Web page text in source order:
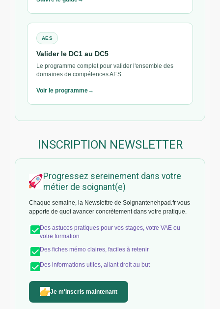
AES
Valider le DC1 au DC5
Le programme complet pour valider l'ensemble des
domaines de compétences AES.
Voir le programme
INSCRIPTION NEWSLETTER
Progressez sereinement dans votre
métier de soignant(e)
Chaque semaine, la Newslettre de Soignantenehpad.fr vous
apporte de quoi avancer concrètement dans votre pratique.
Des astuces pratiques pour vos stages, votre VAE ou
votre formation
Des fiches mémo claires, faciles à retenir
Des informations utiles, allant droit au but
Je m'inscris maintenant